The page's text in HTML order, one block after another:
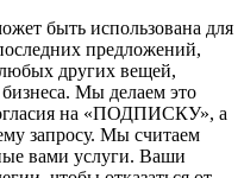
быть использована для
предложений,
других вещей,
Мы делаем это
на «ПОДПИСКУ», а
запросу. Мы считаем
вами услуги. Ваши